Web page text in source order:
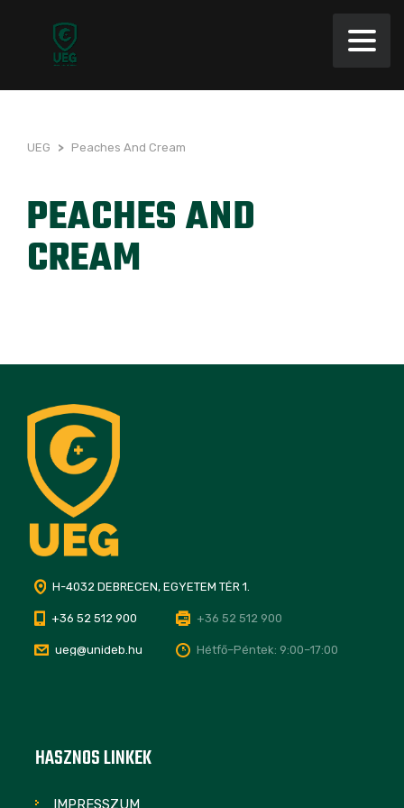
UEG > Peaches And Cream
PEACHES AND
CREAM
H-4032 DEBRECEN, EGYETEM TÉR 1.
+36 52 512 900 +36 52 512 900
ueg@unideb.hu Hétfő–Péntek: 9:00–17:00
HASZNOS LINKEK
IMPRESSZUM